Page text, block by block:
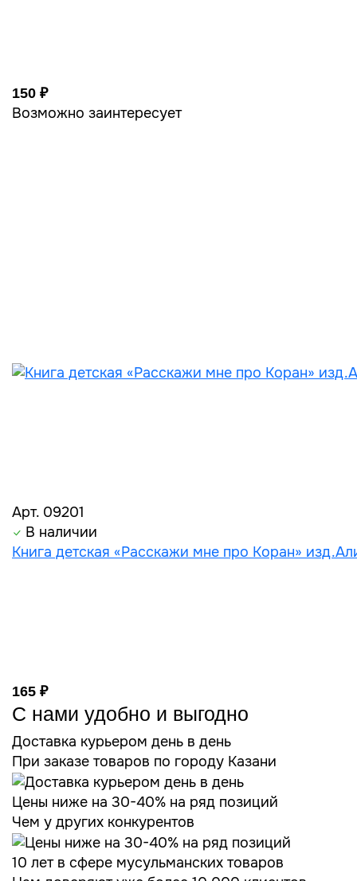
150 ₽
Возможно заинтересует
Арт. 09201
В наличии
Книга детская «Расскажи мне про Коран»
165 ₽
С нами удобно и выгодно
Доставка курьером день в день
При заказе товаров по городу Казани
Цены ниже на 30-40% на ряд позиций
Чем у других конкурентов
10 лет в сфере мусульманских товаров